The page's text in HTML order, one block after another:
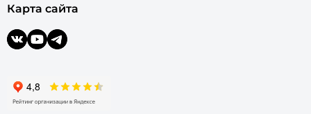
Карта сайта